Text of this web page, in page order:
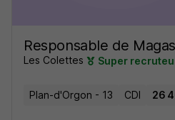
Responsable de
Les Colettes Super
Plan-d'Orgon - 13 CDI 26